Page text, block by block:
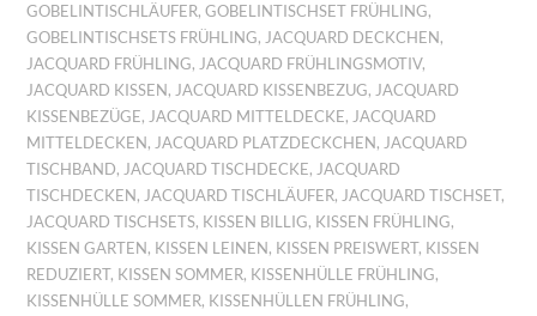
GOBELINTISCHLÄUFER,GOBELINTISCHSET FRÜHLING,
GOBELINTISCHSETS FRÜHLING, JACQUARD DECKCHEN ,
JACQUARD FRÜHLING, JACQUARD FRÜHLINGSMOTIV,
JACQUARD KISSEN , JACQUARD KISSENBEZUG, JACQUARD
KISSENBEZÜGE, JACQUARD MITTELDECKE, JACQUARD
MITTELDECKEN , JACQUARD PLATZDECKCHEN , JACQUARD
TISCHBAND, JACQUARD TISCHDECKE, JACQUARD
TISCHDECKEN , JACQUARD TISCHLÄUFER, JACQUARD TISCHSET,
JACQUARD TISCHSETS, KISSEN BILLIG, KISSEN FRÜHLING,
KISSEN GARTEN , KISSEN LEINEN , KISSEN PREISWERT, KISSEN
REDUZIERT, KISSEN SOMMER, KISSENHÜLLE FRÜHLING,
KISSENHÜLLE SOMMER, KISSENHÜLLEN FRÜHLING,